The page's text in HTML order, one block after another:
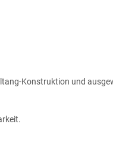
Konstruktion und